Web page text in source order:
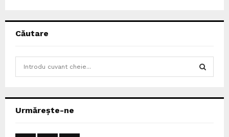
Căutare
h
Urmărește-ne